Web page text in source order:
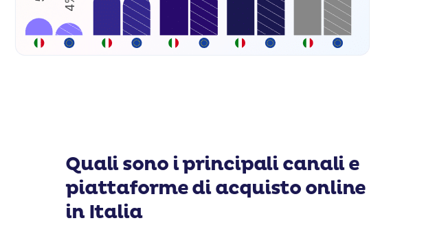
Quali sono i principali canali e
piattaforme di acquisto online
in Italia